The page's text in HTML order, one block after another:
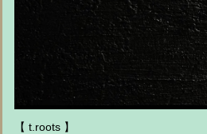
【 t.roots 】